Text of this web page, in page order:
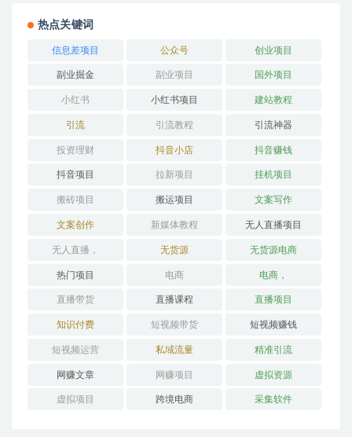
热点关键词
信息差项目 公众号 创业项目
副业掘金 副业项目 国外项目
小红书 小红书项目 建站教程
引流 引流教程 引流神器
投资理财 抖音小店 抖音赚钱
抖音项目 拉新项目 挂机项目
搬砖项目 搬运项目 文案写作
文案创作 新媒体教程 无人直播项目
无人直播， 无货源 无货源电商
热门项目 电商 电商，
直播带货 直播课程 直播项目
知识付费 短视频带货 短视频赚钱
短视频运营 私域流量 精准引流
网赚文章 网赚项目 虚拟资源
虚拟项目 跨境电商 采集软件